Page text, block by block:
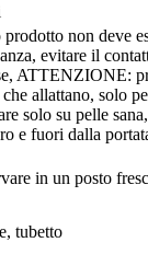
prodotto non deve
evitare il
ATTENZIONE:
allattano, solo
solo su pelle
e fuori dalla
in un posto
tubetto